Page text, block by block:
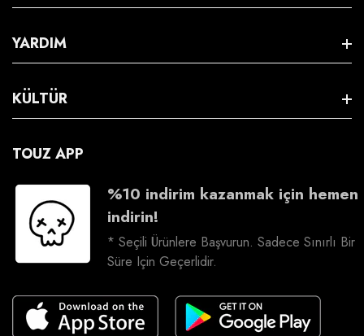
Hakkımızda
Üyeliksiz İade
Kargo Takip
YARDIM
Satış Sözleşmesi
İptal & İade
İade Talebi Oluşturma
KÜLTÜR
İş Birliği
Kariyer
Sosyal Sorumluluk
TOUZ APP
%10 indirim kazanmak için hemen
indirin!
* Seçili Ürünlere Başvurun. Sadece Sınırlı Bir
Süre Için Geçerlidir.